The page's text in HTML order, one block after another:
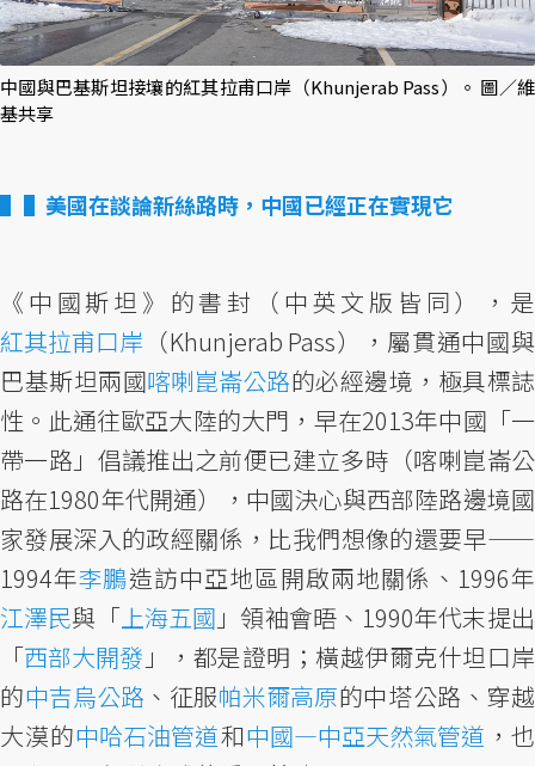
中國與巴基斯坦接壤的紅其拉甫口岸（Khunjerab Pass）。 圖／維
基共享
▌美國在談論新絲路時，中國已經正在實現它
《中國斯坦》的書封（中英文版皆同），是
紅其拉甫口岸 （Khunjerab Pass），屬貫通中國與
巴基斯坦兩國喀喇崑崙公路的必經邊境，極具標誌
性。此通往歐亞大陸的大門，早在2013年中國「一
帶一路」倡議推出之前便已建立多時（喀喇崑崙公
路在1980年代開通），中國決心與西部陸路邊境國
家發展深入的政經關係，比我們想像的還要早——
1994年李鵬造訪中亞地區開啟兩地關係、1996年
江澤民與「上海五國 」領袖會晤、1990年代末提出
「西部大開發 」，都是證明；橫越伊爾克什坦口岸
的中吉烏公路 、征服帕米爾高原的中塔公路、穿越
大漠的中哈石油管道和中國—中亞天然氣管道 ，也